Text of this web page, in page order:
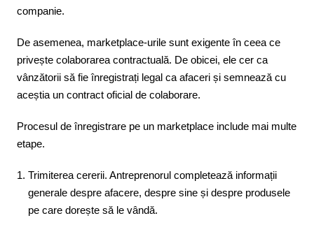
companie.
De asemenea, marketplace-urile sunt exigente în ceea ce
privește colaborarea contractuală. De obicei, ele cer ca
vânzătorii să fie înregistrați legal ca afaceri și semnează cu
aceștia un contract oficial de colaborare.
Procesul de înregistrare pe un marketplace include mai multe
etape.
Trimiterea cererii. Antreprenorul completează informații
generale despre afacere, despre sine și despre produsele
pe care dorește să le vândă.